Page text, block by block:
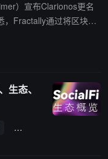
）宣布Clarionos更名
，Fractally通过将区块链
2017年为EOS提出的
生态、
RAC